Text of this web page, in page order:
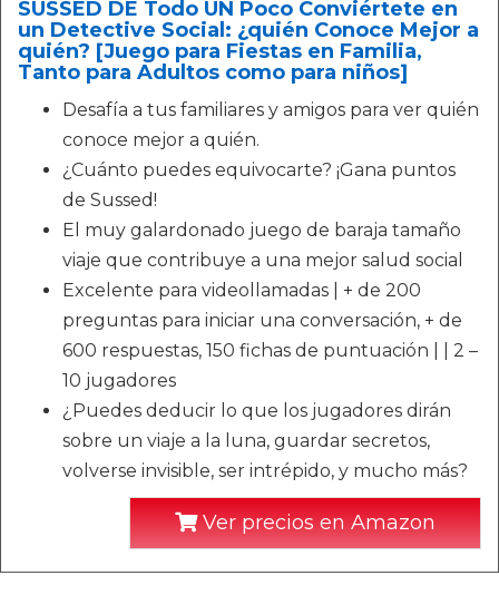
SUSSED DE Todo UN Poco Conviértete en
un Detective Social: ¿quién Conoce Mejor a
quién? [Juego para Fiestas en Familia,
Tanto para Adultos como para niños]
Desafía a tus familiares y amigos para ver quién
conoce mejor a quién.
¿Cuánto puedes equivocarte? ¡Gana puntos
de Sussed!
El muy galardonado juego de baraja tamaño
viaje que contribuye a una mejor salud social
Excelente para videollamadas | + de 200
preguntas para iniciar una conversación, + de
600 respuestas, 150 fichas de puntuación | | 2 –
10 jugadores
¿Puedes deducir lo que los jugadores dirán
sobre un viaje a la luna, guardar secretos,
volverse invisible, ser intrépido, y mucho más?
Ver precios en Amazon